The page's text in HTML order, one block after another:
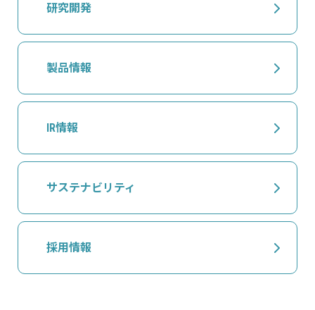
研究開発
製品情報
IR情報
サステナビリティ
採用情報